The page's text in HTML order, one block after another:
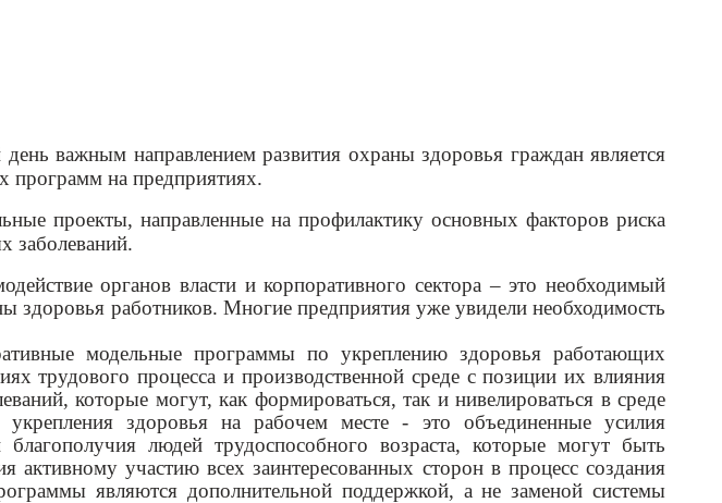
направлением развития охраны здоровья граждан является
программ на предприятиях.
направленные на профилактику основных факторов риска
заболеваний.
органов власти и корпоративного сектора – это необходимый
здоровья работников. Многие предприятия уже увидели необходимость
модельные программы по укреплению здоровья работающих
трудового процесса и производственной среде с позиции их влияния
которые могут, как формироваться, так и нивелироваться в среде
здоровья на рабочем месте - это объединенные усилия
людей трудоспособного возраста, которые могут быть
участию всех заинтересованных сторон в процесс создания
являются дополнительной поддержкой, а не заменой системы